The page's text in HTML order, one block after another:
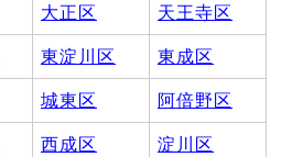
大正区 天王寺区
東淀川区 東成区
城東区 阿倍野区
西成区 淀川区